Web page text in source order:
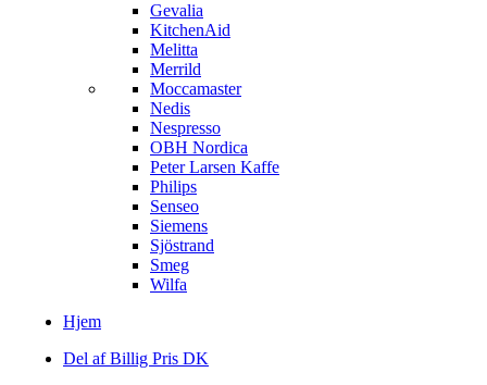
Gevalia
KitchenAid
Melitta
Merrild
Moccamaster
Nedis
Nespresso
OBH Nordica
Peter Larsen Kaffe
Philips
Senseo
Siemens
Sjöstrand
Smeg
Wilfa
Hjem
Del af Billig Pris DK